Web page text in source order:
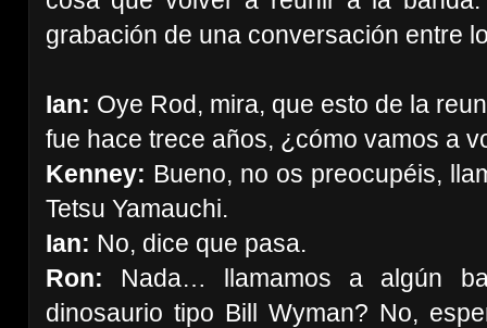
grabación de una conversación entre
Ian: Oye Rod, mira, que esto de la
fue hace trece años, ¿cómo vamos a
Kenney: Bueno, no os preocupéis,
Tetsu Yamauchi.
Ian: No, dice que pasa.
Ron: Nada… llamamos a algún
dinosaurio tipo Bill Wyman? No,